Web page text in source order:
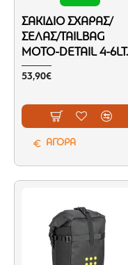
ΣΑΚΊΔΙΟ ΣΧΆΡΑΣ/
ΣΈΛΑΣ/TAILBAG
MOTO-DETAIL 4-6LT.
53,90€
ΑΓΟΡΑ